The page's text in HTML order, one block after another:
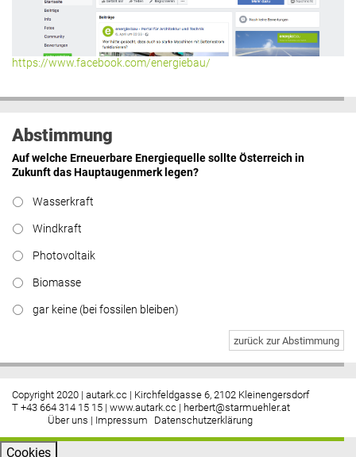
Hier geht’s zu allen Kommentaren
https://www.facebook.com/energiebau/
Abstimmung
Auf welche Erneuerbare Energiequelle sollte Österreich in
Zukunft das Hauptaugenmerk legen?
Wasserkraft
Windkraft
Photovoltaik
Biomasse
gar keine (bei fossilen bleiben)
zurück zur Abstimmung
Copyright 2020 | autark.cc | Kirchfeldgasse 6, 2102 Kleinengersdorf
T +43 664 314 15 15 | www.autark.cc | herbert@starmuehler.at
Über uns | Impressum Datenschutzerklärung
Cookies